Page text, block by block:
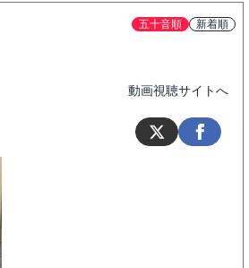
五十音順 新着順
動画視聴サイトへ